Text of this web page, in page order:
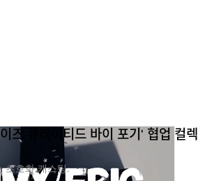
즈 큐레이티드 바이 포기' 협업 컬렉
초호화 캐스팅.